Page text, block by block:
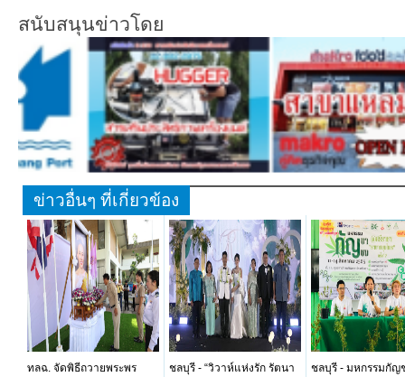
สนับสนุนข่าวโดย
ข่าวอื่นๆ ที่เกี่ยวข้อง
ทลฉ. จัดพิธีถวายพระพร
ชลบุรี - “วิวาห์แห่งรัก รัตนา
ชลบุรี - มหกรรมกัญ